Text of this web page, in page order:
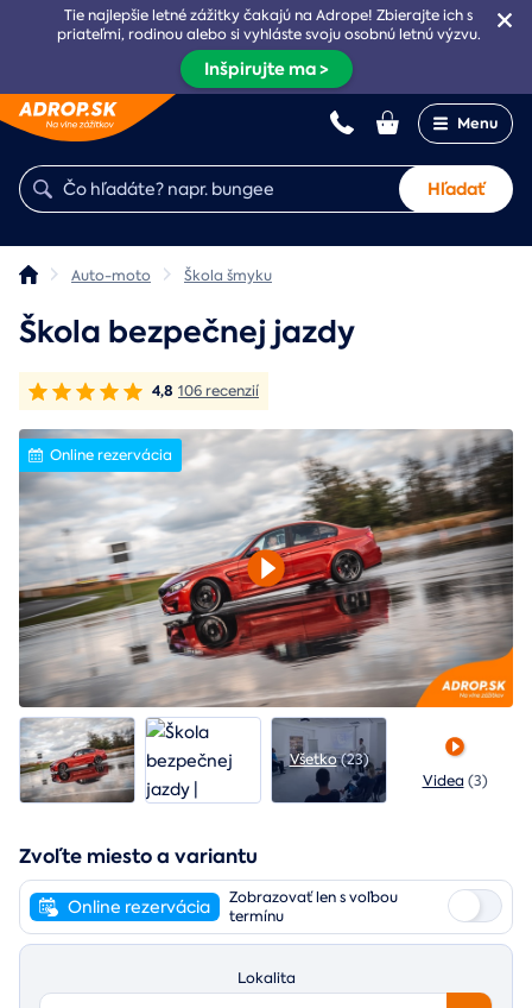
Tie najlepšie letné zážitky čakajú na Adrope! Zbierajte ich s
priateľmi, rodinou alebo si vyhláste svoju osobnú letnú výzvu.
Inšpirujte ma >
Menu
Hľadať
Auto-moto Škola šmyku
Škola bezpečnej jazdy
4,8 106 recenzií
Online rezervácia
Všetko(23)
Videa (3)
Zvoľte miesto a variantu
Online rezervácia
Zobrazovať len s voľbou
termínu
Lokalita